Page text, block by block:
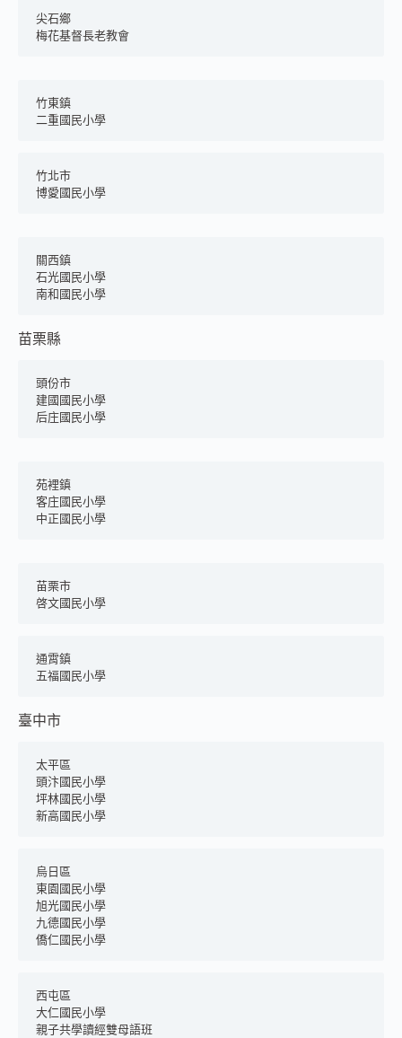
尖石鄉
梅花基督長老教會
竹東鎮
二重國民小學
竹北市
博愛國民小學
關西鎮
石光國民小學
南和國民小學
苗栗縣
頭份市
建國國民小學
后庄國民小學
苑裡鎮
客庄國民小學
中正國民小學
苗栗市
啓文國民小學
通霄鎮
五福國民小學
臺中市
太平區
頭汴國民小學
坪林國民小學
新高國民小學
烏日區
東園國民小學
旭光國民小學
九德國民小學
僑仁國民小學
西屯區
大仁國民小學
親子共學讀經雙母語班